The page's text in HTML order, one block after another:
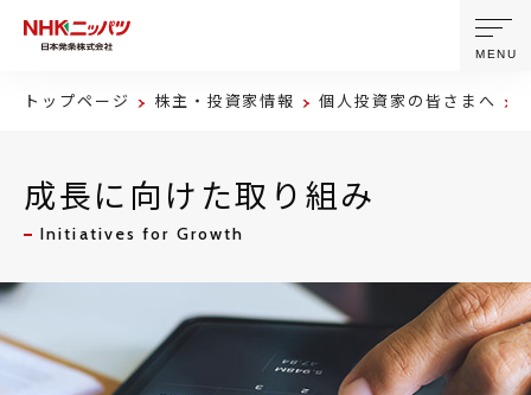
製品・技術
ニュース
MENU
トップページ 株主・投資家情報 個人投資家の皆さまへ
成長に向けた取り組み
Initiatives for Growth